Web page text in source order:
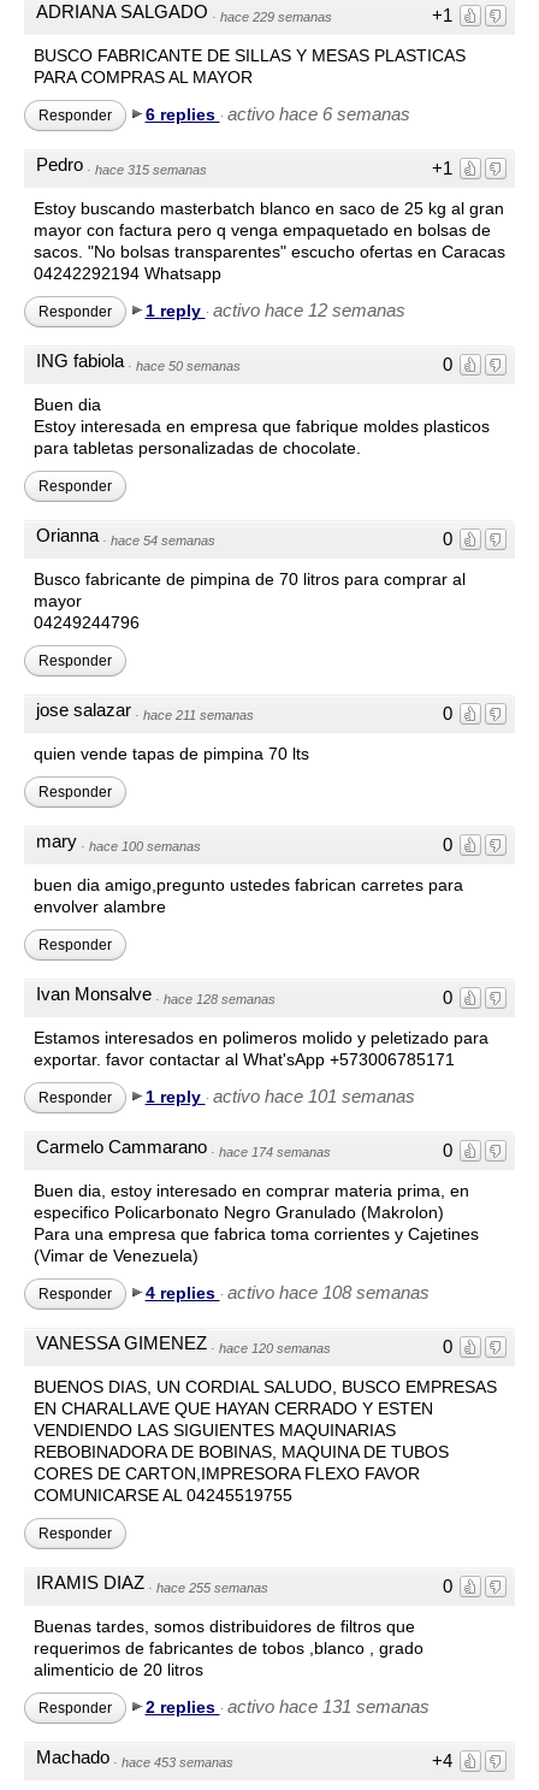
+1
ADRIANA SALGADO · hace 229 semanas
BUSCO FABRICANTE DE SILLAS Y MESAS PLASTICAS
PARA COMPRAS AL MAYOR
Responder 6 replies · activo hace 6 semanas
+1
Pedro · hace 315 semanas
Estoy buscando masterbatch blanco en saco de 25 kg al gran
mayor con factura pero q venga empaquetado en bolsas de
sacos. "No bolsas transparentes" escucho ofertas en Caracas
04242292194 Whatsapp
Responder 1 reply · activo hace 12 semanas
0
ING fabiola · hace 50 semanas
Buen dia
Estoy interesada en empresa que fabrique moldes plasticos
para tabletas personalizadas de chocolate.
Responder
0
Orianna · hace 54 semanas
Busco fabricante de pimpina de 70 litros para comprar al
mayor
04249244796
Responder
0
jose salazar · hace 211 semanas
quien vende tapas de pimpina 70 lts
Responder
0
mary · hace 100 semanas
buen dia amigo,pregunto ustedes fabrican carretes para
envolver alambre
Responder
0
Ivan Monsalve · hace 128 semanas
Estamos interesados en polimeros molido y peletizado para
exportar. favor contactar al What'sApp +573006785171
Responder 1 reply · activo hace 101 semanas
0
Carmelo Cammarano · hace 174 semanas
Buen dia, estoy interesado en comprar materia prima, en
especifico Policarbonato Negro Granulado (Makrolon)
Para una empresa que fabrica toma corrientes y Cajetines
(Vimar de Venezuela)
Responder 4 replies · activo hace 108 semanas
0
VANESSA GIMENEZ · hace 120 semanas
BUENOS DIAS, UN CORDIAL SALUDO, BUSCO EMPRESAS
EN CHARALLAVE QUE HAYAN CERRADO Y ESTEN
VENDIENDO LAS SIGUIENTES MAQUINARIAS
REBOBINADORA DE BOBINAS, MAQUINA DE TUBOS
CORES DE CARTON,IMPRESORA FLEXO FAVOR
COMUNICARSE AL 04245519755
Responder
0
IRAMIS DIAZ · hace 255 semanas
Buenas tardes, somos distribuidores de filtros que
requerimos de fabricantes de tobos ,blanco , grado
alimenticio de 20 litros
Responder 2 replies · activo hace 131 semanas
+4
Machado · hace 453 semanas